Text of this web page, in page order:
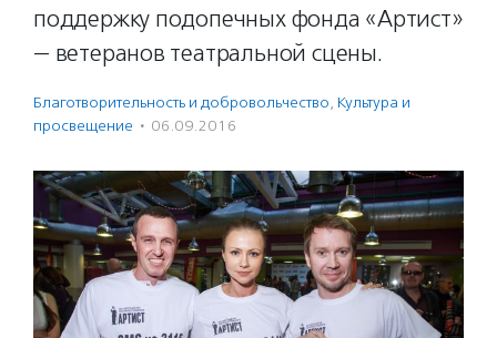
поддержку подопечных фонда «Артист»
— ветеранов театральной сцены.
Благотвори­тель­ность и доброволь­чест­во, Культура и
просвещение · 06.09.2016